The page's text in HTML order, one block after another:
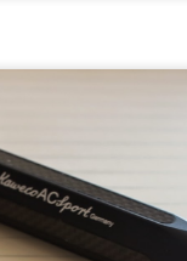
critérium est aussi
différentes (25
Caran d’Ache 849.
de
(si, si, les